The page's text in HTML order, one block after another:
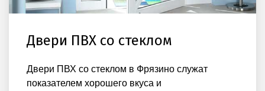
Двери ПВХ со стеклом
Двери ПВХ со стеклом в Фрязино служат
показателем хорошего вкуса и